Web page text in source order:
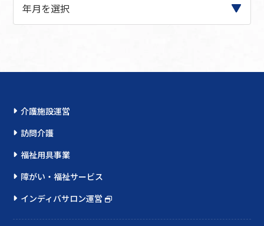
介護施設運営
訪問介護
福祉用具事業
障がい・福祉サービス
インディバサロン運営